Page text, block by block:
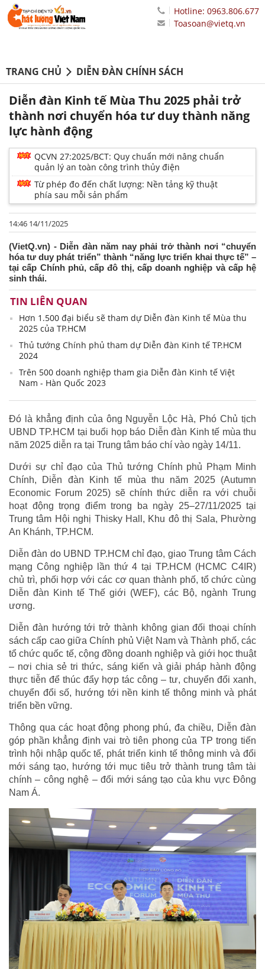
Hotline: 0963.806.677
Toasoan@vietq.vn
TRANG CHỦ DIỄN ĐÀN CHÍNH SÁCH
Diễn đàn Kinh tế Mùa Thu 2025 phải trở
thành nơi chuyển hóa tư duy thành năng
lực hành động
QCVN 27:2025/BCT: Quy chuẩn mới nâng chuẩn
quản lý an toàn công trình thủy điện
Từ phép đo đến chất lượng: Nền tảng kỹ thuật
phía sau mỗi sản phẩm
14:46 14/11/2025
(VietQ.vn) - Diễn đàn năm nay phải trở thành nơi “chuyển
hóa tư duy phát triển” thành “năng lực triển khai thực tế” –
tại cấp Chính phủ, cấp đô thị, cấp doanh nghiệp và cấp hệ
sinh thái.
TIN LIÊN QUAN
Hơn 1.500 đại biểu sẽ tham dự Diễn đàn Kinh tế Mùa thu
2025 của TP.HCM
Thủ tướng Chính phủ tham dự Diễn đàn Kinh tế TP.HCM
2024
Trên 500 doanh nghiệp tham gia Diễn đàn Kinh tế Việt
Nam - Hàn Quốc 2023
Đó là khẳng định của ông Nguyễn Lộc Hà, Phó Chủ tịch
UBND TP.HCM tại buổi họp báo Diễn đàn Kinh tế mùa thu
năm 2025 diễn ra tại Trung tâm báo chí vào ngày 14/11.
Dưới sự chỉ đạo của Thủ tướng Chính phủ Phạm Minh
Chính, Diễn đàn Kinh tế mùa thu năm 2025 (Autumn
Economic Forum 2025) sẽ chính thức diễn ra với chuỗi
hoạt động trọng điểm trong ba ngày 25–27/11/2025 tại
Trung tâm Hội nghị Thisky Hall, Khu đô thị Sala, Phường
An Khánh, TP.HCM.
Diễn đàn do UBND TP.HCM chỉ đạo, giao Trung tâm Cách
mạng Công nghiệp lần thứ 4 tại TP.HCM (HCMC C4IR)
chủ trì, phối hợp với các cơ quan thành phố, tổ chức cùng
Diễn đàn Kinh tế Thế giới (WEF), các Bộ, ngành Trung
ương.
Diễn đàn hướng tới trở thành không gian đối thoại chính
sách cấp cao giữa Chính phủ Việt Nam và Thành phố, các
tổ chức quốc tế, cộng đồng doanh nghiệp và giới học thuật
– nơi chia sẻ tri thức, sáng kiến và giải pháp hành động
thực tiễn để thúc đẩy hợp tác công – tư, chuyển đổi xanh,
chuyển đổi số, hướng tới nền kinh tế thông minh và phát
triển bền vững.
Thông qua các hoạt động phong phú, đa chiều, Diễn đàn
góp phần khẳng định vai trò tiên phong của TP trong tiến
trình hội nhập quốc tế, phát triển kinh tế thông minh và đổi
mới sáng tạo, hướng tới mục tiêu trở thành trung tâm tài
chính – công nghệ – đổi mới sáng tạo của khu vực Đông
Nam Á.